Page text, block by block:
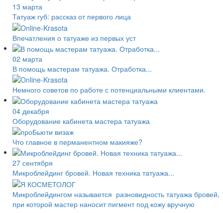
13 марта
Татуаж губ: рассказ от первого лица
Впечатления о татуаже из первых уст
02 марта
В помощь мастерам татуажа. Отработка...
Немного советов по работе с потенциальными клиентами.
04 декабря
Оборудование кабинета мастера татуажа
Что главное в перманентном макияже?
27 сентября
Микроблейдинг бровей. Новая техника татуажа...
Микроблейдингом называется разновидность татуажа бровей,
при которой мастер наносит пигмент под кожу вручную